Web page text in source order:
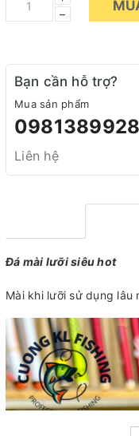
–
Bạn cần hỗ trợ?
Mua sản phẩm
0981389928
Liên hệ
Đá mài lưỡi siêu hot
Mài khi lưỡi sử dụng lâu